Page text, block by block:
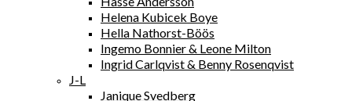
Helena Kubicek Boye
Hella Nathorst-Böös
Ingemo Bonnier & Leone Milton
Ingrid Carlqvist & Benny Rosenqvist
J-L
Janique Svedberg